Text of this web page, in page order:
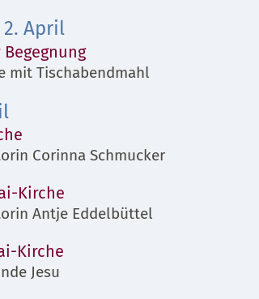
April
mit Tischabendmahl
Corinna Schmucker
Kirche
Antje Eddelbüttel
Kirche
Jesu